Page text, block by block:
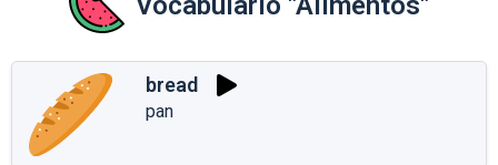
bread
pan